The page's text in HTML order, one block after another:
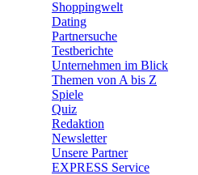
Shoppingwelt
Dating
Partnersuche
Testberichte
Unternehmen im Blick
Themen von A bis Z
Spiele
Quiz
Redaktion
Newsletter
Unsere Partner
EXPRESS Service